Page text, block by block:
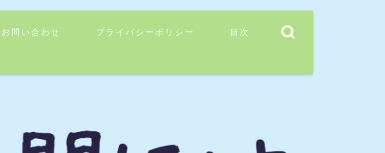
お問い合わせ プライバシーポリシー 目次